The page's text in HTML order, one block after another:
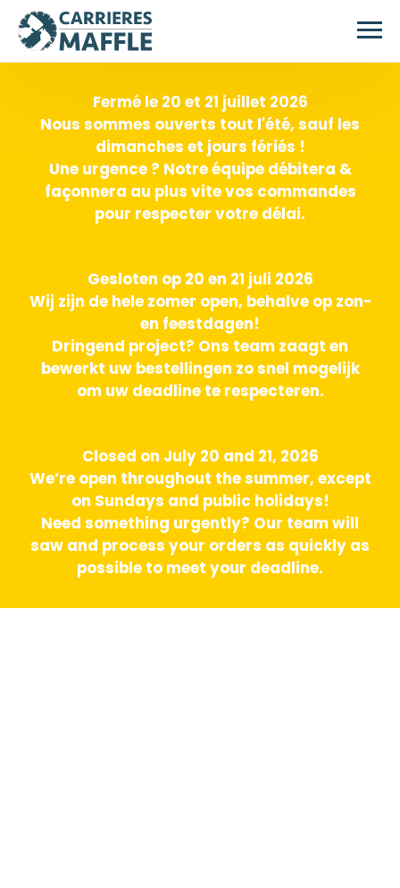
Skip to main content
Fermé le 20 et 21 juillet 2026
Nous sommes ouverts tout l'été, sauf les
dimanches et jours fériés !
Une urgence ? Notre équipe débitera &
façonnera au plus vite vos commandes
pour respecter votre délai.
Gesloten op 20 en 21 juli 2026
Wij zijn de hele zomer open, behalve op zon-
en feestdagen!
Dringend project? Ons team zaagt en
bewerkt uw bestellingen zo snel mogelijk
om uw deadline te respecteren.
Closed on July 20 and 21, 2026
We’re open throughout the summer, except
on Sundays and public holidays!
Need something urgently? Our team will
saw and process your orders as quickly as
possible to meet your deadline.